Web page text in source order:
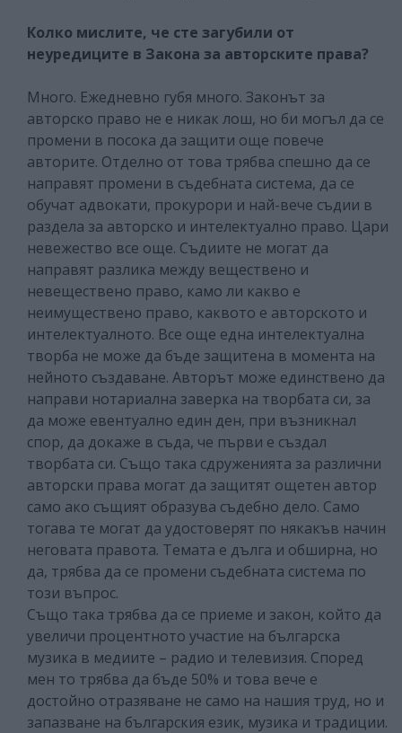
Колко мислите, че сте загубили от
неуредиците в Закона за авторските права?
Много. Ежедневно губя много. Законът за
авторско право не е никак лош, но би могъл да се
промени в посока да защити още повече
авторите. Отделно от това трябва спешно да се
направят промени в съдебната система, да се
обучат адвокати, прокурори и най-вече съдии в
раздела за авторско и интелектуално право. Цари
невежество все още. Съдиите не могат да
направят разлика между веществено и
невеществено право, камо ли какво е
неимуществено право, каквото е авторското и
интелектуалното. Все още една интелектуална
творба не може да бъде защитена в момента на
нейното създаване. Авторът може единствено да
направи нотариална заверка на творбата си, за
да може евентуално един ден, при възникнал
спор, да докаже в съда, че първи е създал
творбата си. Също така сдруженията за различни
авторски права могат да защитят ощетен автор
само ако същият образува съдебно дело. Само
тогава те могат да удостоверят по някакъв начин
неговата правота. Темата е дълга и обширна, но
да, трябва да се промени съдебната система по
този въпрос.
Също така трябва да се приеме и закон, който да
увеличи процентното участие на българска
музика в медиите – радио и телевизия. Според
мен то трябва да бъде 50% и това вече е
достойно отразяване не само на нашия труд, но и
запазване на българския език, музика и традиции.